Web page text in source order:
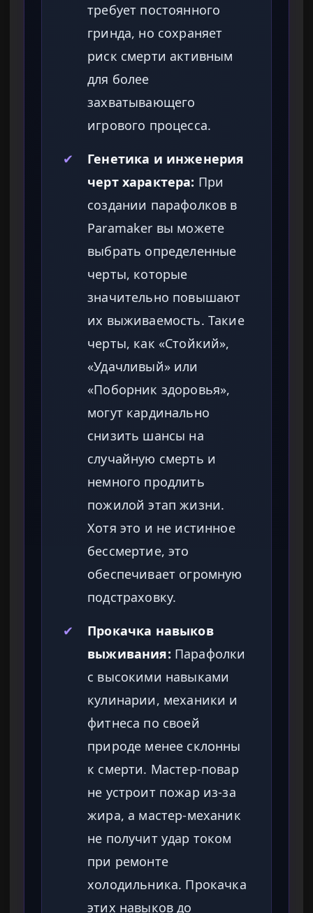
требует постоянного
гринда, но сохраняет
риск смерти активным
для более
захватывающего
игрового процесса.
✔
Генетика и инженерия
черт характера: При
создании парафолков в
Paramaker вы можете
выбрать определенные
черты, которые
значительно повышают
их выживаемость. Такие
черты, как «Стойкий»,
«Удачливый» или
«Поборник здоровья»,
могут кардинально
снизить шансы на
случайную смерть и
немного продлить
пожилой этап жизни.
Хотя это и не истинное
бессмертие, это
обеспечивает огромную
подстраховку.
✔
Прокачка навыков
выживания: Парафолки
с высокими навыками
кулинарии, механики и
фитнеса по своей
природе менее склонны
к смерти. Мастер-повар
не устроит пожар из-за
жира, а мастер-механик
не получит удар током
при ремонте
холодильника. Прокачка
этих навыков до